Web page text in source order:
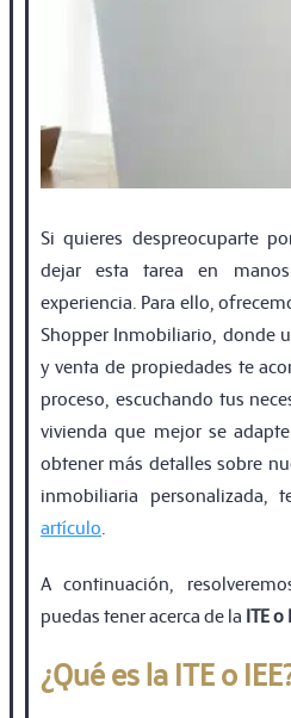
Si quieres despreocuparte
dejar esta tarea en
experiencia. Para ello,
Shopper Inmobiliario, donde
y venta de propiedades te
proceso, escuchando tus
vivienda que mejor se
obtener más detalles sobre
inmobiliaria personalizada,
artículo
A continuación,
puedas tener acerca de la ITE o
¿Qué es la ITE o